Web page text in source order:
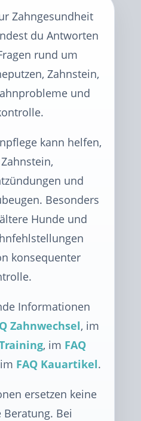
Zahngesundheit
du Antworten
rund um
Zahnstein,
und
kann helfen,
und
Besonders
Hunde und
konsequenter
Informationen
Zahnwechsel, im
, im FAQ
FAQ Kauartikel.
ersetzen keine
Bei